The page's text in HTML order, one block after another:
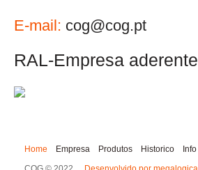
E-mail: cog@cog.pt
RAL-Empresa aderente
Home Empresa Produtos Historico Info